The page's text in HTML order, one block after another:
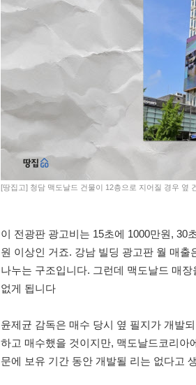
[땅집고] 청담 맥도날드 건물이 12층으로 지어질 경우 옆
이 전광판 광고비는 15초에 1000만원, 30
원 이상인 거죠. 강남 빌딩 광고판 월 매
나누는 구조입니다. 그런데 맥도날드 매
없게 됩니다
윤제균 감독은 매수 당시 옆 필지가 개발
하고 매수했을 것이지만, 맥도날드코리아
문에 보유 기간 동안 개발될 리는 없다고